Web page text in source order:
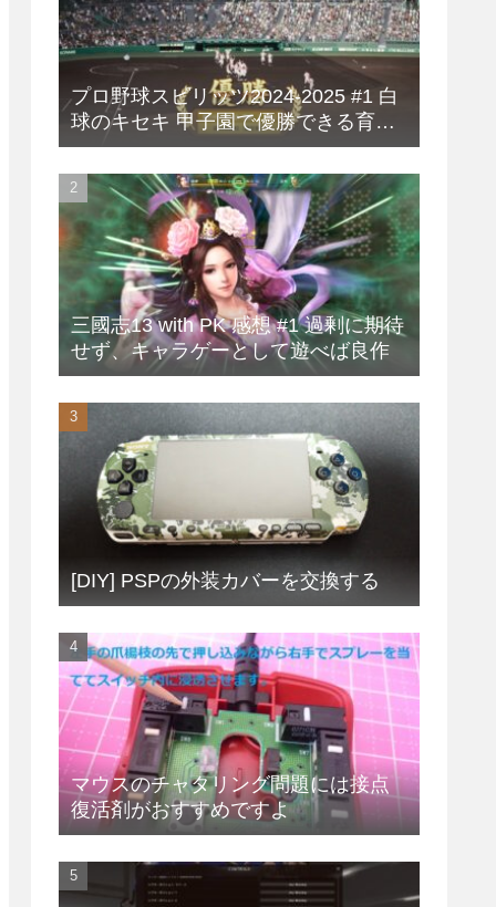
プロ野球スピリッツ2024-2025 #1 白
球のキセキ 甲子園で優勝できる育成
方法
三國志13 with PK 感想 #1 過剰に期待
せず、キャラゲーとして遊べば良作
[DIY] PSPの外装カバーを交換する
マウスのチャタリング問題には接点
復活剤がおすすめですよ